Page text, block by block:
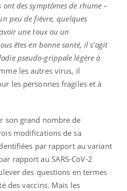
ont des symptômes de rhume –
peu de fièvre, quelques
une toux ou un
êtes en bonne santé, il s'agit
pseudo-grippale légère à
les autres virus, il
les personnes fragiles et à
son grand nombre de
modifications de sa
par rapport au variant
rapport au SARS-CoV-2
des questions en termes
des vaccins. Mais les